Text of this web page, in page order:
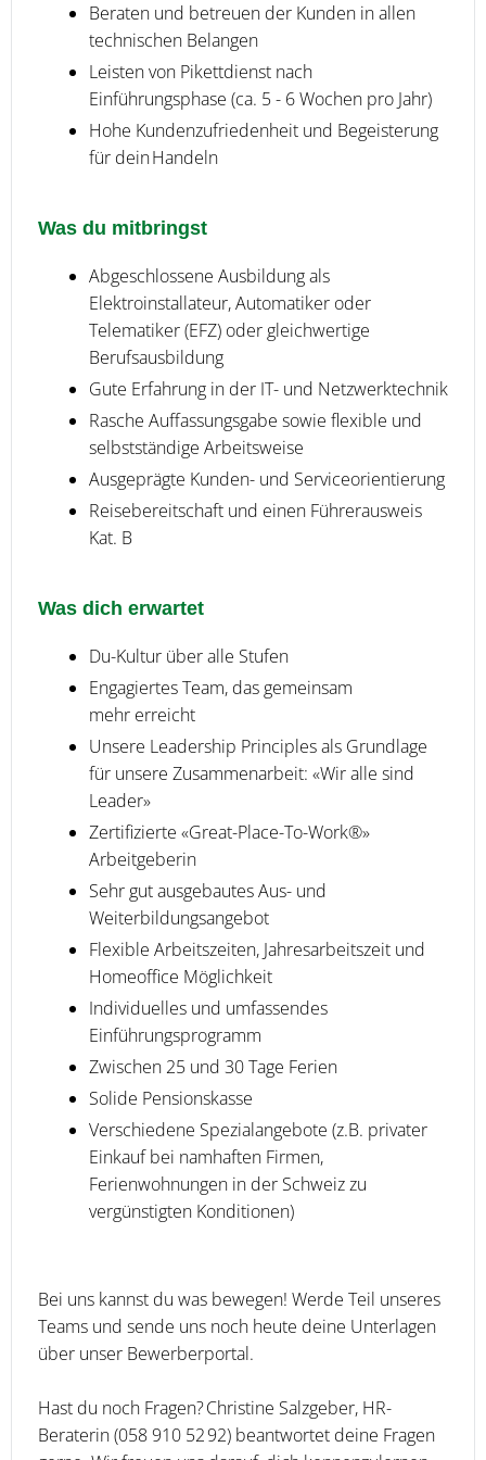
Beraten und betreuen der Kunden in allen
technischen Belangen
Leisten von Pikettdienst nach
Einführungsphase (ca. 5 - 6 Wochen pro Jahr)
Hohe Kundenzufriedenheit und Begeisterung
für dein Handeln
Was du mitbringst
Abgeschlossene Ausbildung als
Elektroinstallateur, Automatiker oder
Telematiker (EFZ) oder gleichwertige
Berufsausbildung
Gute Erfahrung in der IT- und Netzwerktechnik
Rasche Auffassungsgabe sowie flexible und
selbstständige Arbeitsweise
Ausgeprägte Kunden- und Serviceorientierung
Reisebereitschaft und einen Führerausweis
Kat. B
Was dich erwartet
Du-Kultur über alle Stufen
Engagiertes Team, das gemeinsam
mehr erreicht
Unsere Leadership Principles als Grundlage
für unsere Zusammenarbeit: «Wir alle sind
Leader»
Zertifizierte «Great-Place-To-Work®»
Arbeitgeberin
Sehr gut ausgebautes Aus- und
Weiterbildungsangebot
Flexible Arbeitszeiten, Jahresarbeitszeit und
Homeoffice Möglichkeit
Individuelles und umfassendes
Einführungsprogramm
Zwischen 25 und 30 Tage Ferien
Solide Pensionskasse
Verschiedene Spezialangebote (z.B. privater
Einkauf bei namhaften Firmen,
Ferienwohnungen in der Schweiz zu
vergünstigten Konditionen)
Bei uns kannst du was bewegen! Werde Teil unseres
Teams und sende uns noch heute deine Unterlagen
über unser Bewerberportal.
Hast du noch Fragen? Christine Salzgeber, HR-
Beraterin (058 910 52 92) beantwortet deine Fragen